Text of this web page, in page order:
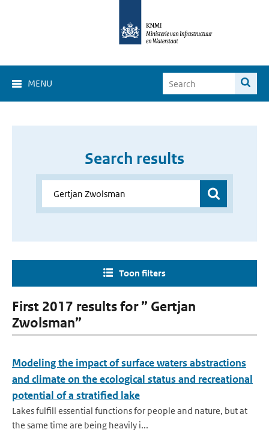
MENU
Search results
Toon filters
First 2017 results for ” Gertjan
Zwolsman”
Modeling the impact of surface waters abstractions
and climate on the ecological status and recreational
potential of a stratified lake
Lakes fulfill essential functions for people and nature, but at
the same time are being heavily i...